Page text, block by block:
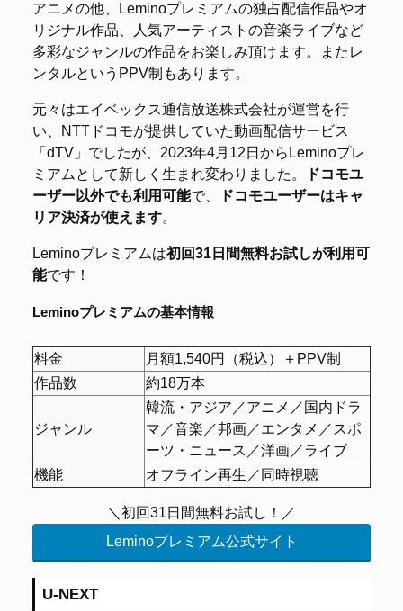
アニメの他、Leminoプレミアムの独占配信作品やオ
リジナル作品、人気アーティストの音楽ライブなど
多彩なジャンルの作品をお楽しみ頂けます。またレ
ンタルというPPV制もあります。
元々はエイベックス通信放送株式会社が運営を行
い、NTTドコモが提供していた動画配信サービス
「dTV」でしたが、2023年4月12日からLeminoプレ
ミアムとして新しく生まれ変わりました。
ドコモユ
ーザー以外でも利用可能で、
ドコモユーザーはキャ
リア決済が使えます。
Leminoプレミアムは初回31日間無料お試しが利用可
能です！
Leminoプレミアムの基本情報
料金
月額1,540円（税込）＋PPV制
作品数
約18万本
ジャンル
韓流・アジア／アニメ／国内ドラ
マ／音楽／邦画／エンタメ／スポ
ーツ・ニュース／洋画／ライブ
機能
オフライン再生／同時視聴
＼初回31日間無料お試し！／
Leminoプレミアム公式サイト
U-NEXT